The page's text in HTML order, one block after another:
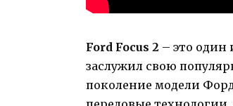
Ford Focus 2 – это один
заслужил свою
поколение модели